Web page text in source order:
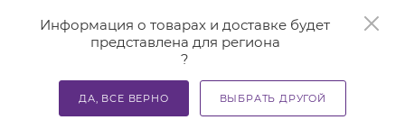
Информация о товарах и доставке будет
представлена для региона
?
ДА, ВСЕ ВЕРНО ВЫБРАТЬ ДРУГОЙ